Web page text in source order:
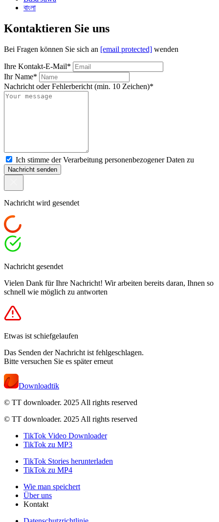
বাংলা
Kontaktieren Sie uns
Bei Fragen können Sie sich an [email protected] wenden
Ihre Kontakt-E-Mail*
Ihr Name*
Nachricht oder Fehlerbericht (min. 10 Zeichen)*
Ich stimme der Verarbeitung personenbezogener Daten zu
Nachricht senden
Nachricht wird gesendet
Nachricht gesendet
Vielen Dank für Ihre Nachricht! Wir arbeiten bereits daran, Ihnen so
schnell wie möglich zu antworten
Etwas ist schiefgelaufen
Das Senden der Nachricht ist fehlgeschlagen.
Bitte versuchen Sie es später erneut
Downloadtik
© TT downloader. 2025 All rights reserved
© TT downloader. 2025 All rights reserved
TikTok Video Downloader
TikTok zu MP3
TikTok Stories herunterladen
TikTok zu MP4
Wie man speichert
Über uns
Kontakt